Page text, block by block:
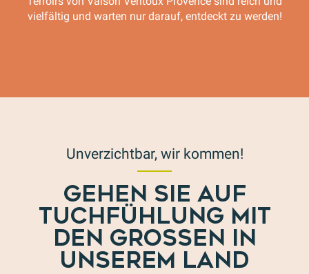
vielfältig und warten nur darauf, entdeckt zu werden!
Unverzichtbar, wir kommen!
GEHEN SIE AUF
TUCHFÜHLUNG MIT
DEN GROSSEN IN U
NSEREM LAND